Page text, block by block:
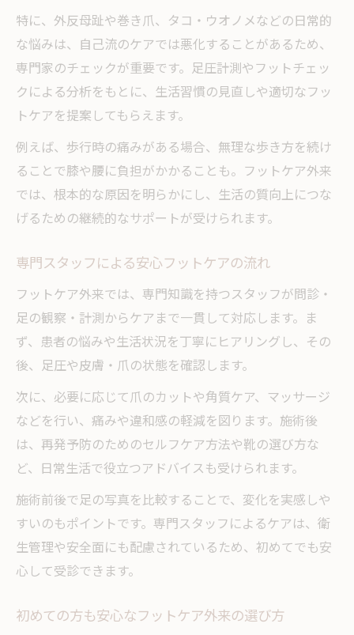
横浜で注目されるフットケア外来の魅力と
足の専門医と連携したフットケア外来の実
際
足トラブル解消なら信頼のフットケア外来がお
外反母趾や巻き爪に効果的なフットケア外
来
足の痛み解消を目指すフットケア外来の活
フットケア外来の選び方と信頼できる理由
神奈川で評判のフットケア外来を探すコツ
足専門の整形外科で受けるフットケアの安
心感
生活の質向上に役立つフットケア外来の選び方
フットケア外来を活用して健康な歩行を維
持
足の専門医監修で安心のフットケア外来選
び
保険適用も考慮したフットケア外来の比較
法
生活スタイルに合うフットケア外来の見極
め方
保険適用も視野に入れるフットケア活用術
特に、外反母趾や巻き爪、タコ・ウオノメなどの日常的
な悩みは、自己流のケアでは悪化することがあるため、
専門家のチェックが重要です。足圧計測やフットチェッ
クによる分析をもとに、生活習慣の見直しや適切なフッ
トケアを提案してもらえます。
例えば、歩行時の痛みがある場合、無理な歩き方を続け
ることで膝や腰に負担がかかることも。フットケア外来
では、根本的な原因を明らかにし、生活の質向上につな
げるための継続的なサポートが受けられます。
専門スタッフによる安心フットケアの流れ
フットケア外来では、専門知識を持つスタッフが問診・
足の観察・計測からケアまで一貫して対応します。ま
ず、患者の悩みや生活状況を丁寧にヒアリングし、その
後、足圧や皮膚・爪の状態を確認します。
次に、必要に応じて爪のカットや角質ケア、マッサージ
などを行い、痛みや違和感の軽減を図ります。施術後
は、再発予防のためのセルフケア方法や靴の選び方な
ど、日常生活で役立つアドバイスも受けられます。
施術前後で足の写真を比較することで、変化を実感しや
すいのもポイントです。専門スタッフによるケアは、衛
生管理や安全面にも配慮されているため、初めてでも安
心して受診できます。
初めての方も安心なフットケア外来の選び方